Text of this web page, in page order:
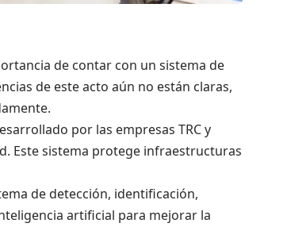
de contar con un sistema de
de este acto aún no están claras,
por las empresas TRC y
Este sistema protege infraestructuras
de detección, identificación,
artificial para mejorar la